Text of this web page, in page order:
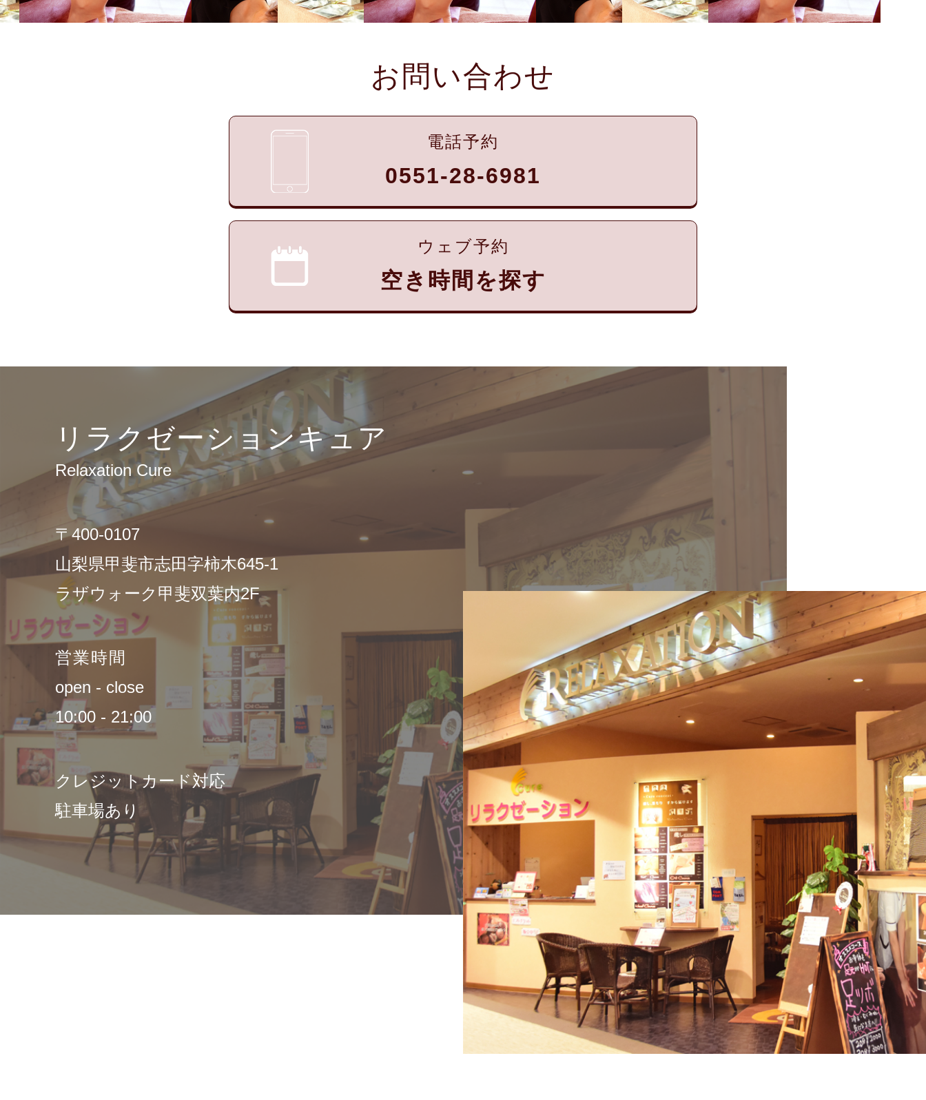
お問い合わせ
電話予約
0551-28-6981
ウェブ予約
空き時間を探す
リラクゼーションキュア
Relaxation Cure
〒400-0107
山梨県甲斐市志田字柿木645-1
ラザウォーク甲斐双葉内2F
営業時間
open - close
10:00 - 21:00
クレジットカード対応
駐車場あり